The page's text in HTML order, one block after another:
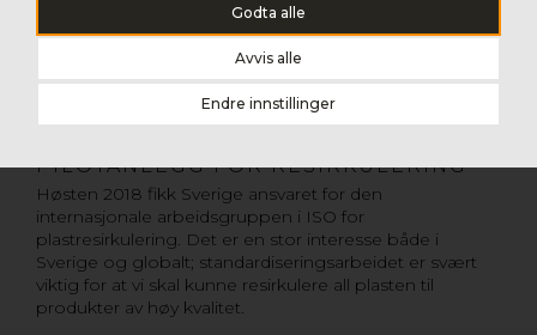
Godta alle
Avvis alle
Endre innstillinger
Han legger til at plasten er en forutsetning for et
ressurseffektivt og bærekraftig samfunn. Hvis vi
gjennomgående skulle erstatte den med andre
materialer, ville utslippene av drivhusgasser ha økt med
ca. 60 prosent og vekten på produktene med ca. 270
prosent.
PILOTANLEGG FOR RESIRKULERING
Høsten 2018 fikk Sverige ansvaret for den
internasjonale arbeidsgruppen i ISO for
plastresirkulering. Det er en stor interesse både i
Sverige og globalt; standardiseringsarbeidet er svært
viktig for at vi skal kunne resirkulere all plasten til
produkter av høy kvalitet.